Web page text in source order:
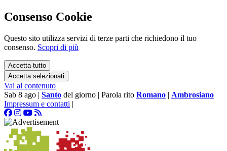
Consenso Cookie
Questo sito utilizza servizi di terze parti che richiedono il tuo
consenso. Scopri di più
Accetta tutto
Accetta selezionati
Vai al contenuto
Sab 8 ago | Santo del giorno | Parola rito Romano | Ambrosiano
Impressum e contatti |